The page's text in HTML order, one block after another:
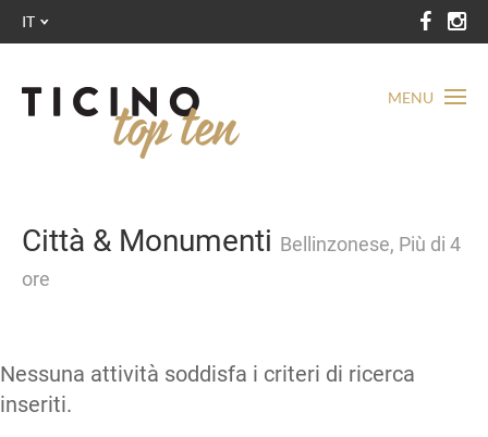
MENU
IT
Città & Monumenti Bellinzonese, Più di 4
ore
Nessuna attività soddisfa i criteri di ricerca
inseriti.